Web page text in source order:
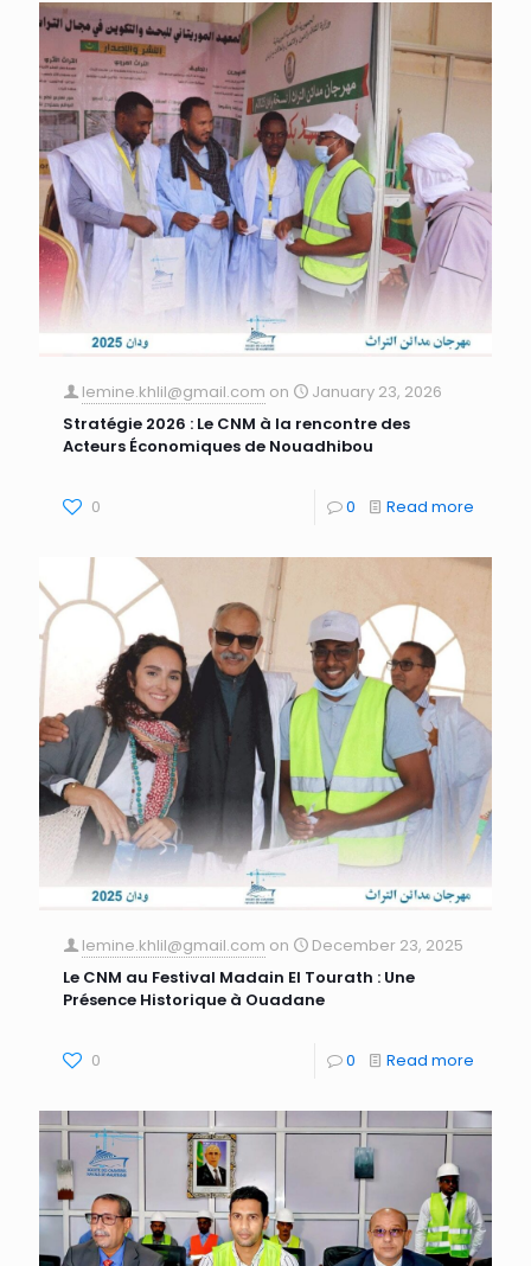
lemine.khlil@gmail.com on
January 23, 2026
Stratégie 2026 : Le CNM à la rencontre des
Acteurs Économiques de Nouadhibou
0 0 Read more
lemine.khlil@gmail.com on
December 23, 2025
Le CNM au Festival Madain El Tourath : Une
Présence Historique à Ouadane
0 0 Read more